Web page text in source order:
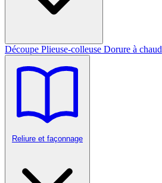
Découpe Plieuse-colleuse Dorure à chaud
Reliure et façonnage